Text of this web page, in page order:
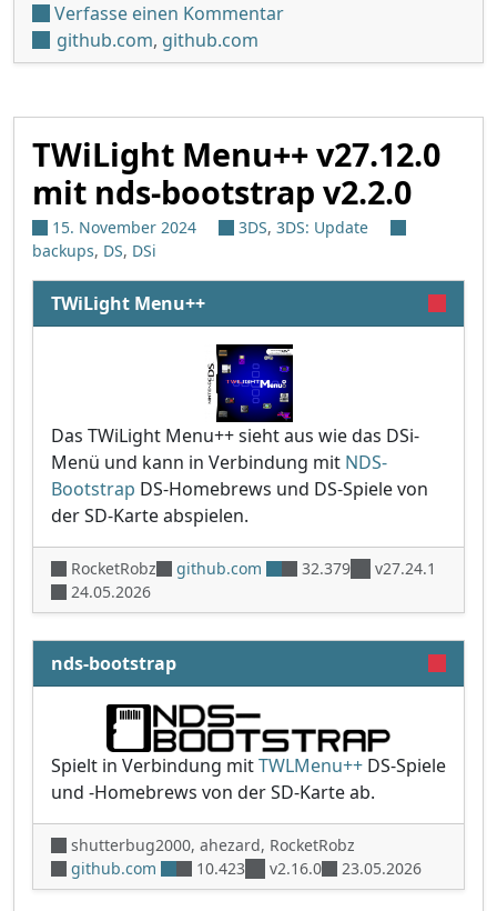
Verfasse einen Kommentarunter 'TWiLight Menu++
github.com, github.com
TWiLight Menu++ v27.12.0
mit nds-bootstrap v2.2.0
15. November 2024 3DS, 3DS: Update
backups, DS, DSi
TWiLight Menu++
Das TWiLight Menu++ sieht aus wie das DSi-
Menü und kann in Verbindung mit NDS-
Bootstrap DS-Homebrews und DS-Spiele von
der SD-Karte abspielen.
RocketRobz github.com 32.379
v27.24.1
24.05.2026
nds-bootstrap
Spielt in Verbindung mitTWLMenu++ DS-Spiele
und -Homebrews von der SD-Karte ab.
shutterbug2000, ahezard, RocketRobz
github.com
10.423 v2.16.0 23.05.2026